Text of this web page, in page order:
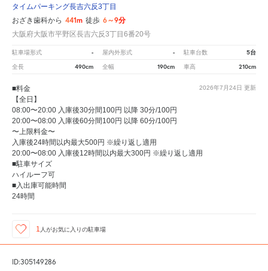
タイムパーキング長吉六反3丁目
おざき歯科から 441m 徒歩 6～9分
大阪府大阪市平野区長吉六反3丁目6番20号
駐車場形式 - 屋内外形式 - 駐車台数 5台
全長 490cm 全幅 190cm 車高 210cm
2026年7月24日 更新
■料金
【全日】
08:00〜20:00 入庫後30分間100円 以降 30分/100円
20:00〜08:00 入庫後60分間100円 以降 60分/100円
〜上限料金〜
入庫後24時間以内最大500円 ※繰り返し適用
20:00〜08:00 入庫後12時間以内最大300円 ※繰り返し適用
■駐車サイズ
ハイルーフ可
■入出庫可能時間
24時間
1 人がお気に入りの駐車場
ID:305149286